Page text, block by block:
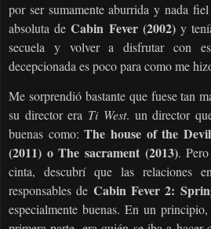
por ser sumamente aburrida y nada
absoluta deCabin Fever (2002)y
secuela y volver a disfrutar con
decepcionada es poco para como me
Me sorprendió bastante que fuese tan
su director era Ti West. un director
buenas como:The house of the
(2011) o The sacrament (2013).
cinta, descubrí que las relaciones
responsables de Cabin Fever 2:
especialmente buenas. En un principio,